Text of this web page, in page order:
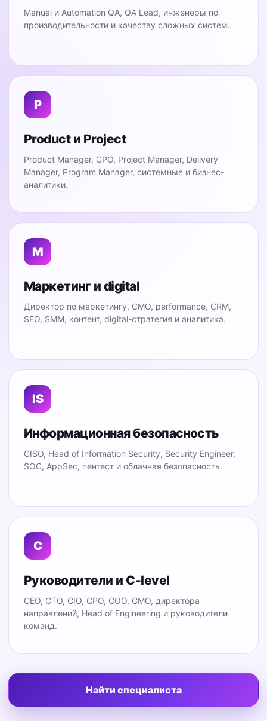
Manual и Automation QA, QA Lead, инженеры по
производительности и качеству сложных систем.
P
Product и Project
Product Manager, CPO, Project Manager, Delivery
Manager, Program Manager, системные и бизнес-
аналитики.
M
Маркетинг и digital
Директор по маркетингу, CMO, performance, CRM,
SEO, SMM, контент, digital-стратегия и аналитика.
IS
Информационная безопасность
CISO, Head of Information Security, Security Engineer,
SOC, AppSec, пентест и облачная безопасность.
C
Руководители и C-level
CEO, CTO, CIO, CPO, COO, CMO, директора
направлений, Head of Engineering и руководители
команд.
Найти специалиста